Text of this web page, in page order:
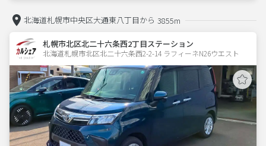
北海道札幌市中央区大通東八丁目から 3855m
札幌市北区北二十六条西2丁目ステーション
北海道札幌市北区北二十六条西2-2-14 ラフィーネN26ウエスト